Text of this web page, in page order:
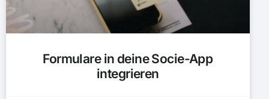
Formulare in deine Socie-App
integrieren